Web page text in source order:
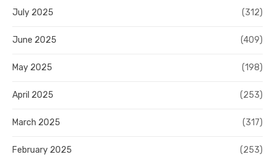
July 2025 (312)
June 2025 (409)
May 2025 (198)
April 2025 (253)
March 2025 (317)
February 2025 (253)